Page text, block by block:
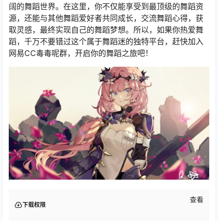
阔的舞蹈世界。在这里，你不仅能享受到最顶级的舞蹈资
源，还能与其他舞蹈爱好者共同成长，交流舞蹈心得，获
取灵感，最终实现自己的舞蹈梦想。所以，如果你热爱舞
蹈，千万不要错过这个属于舞蹈迷的独特平台，赶快加入
网易CC毒毒呢群，开启你的舞蹈之旅吧！
下载权限
查看